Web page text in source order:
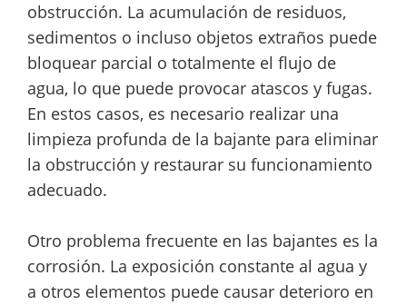
obstrucción. La acumulación de residuos,
sedimentos o incluso objetos extraños puede
bloquear parcial o totalmente el flujo de
agua, lo que puede provocar atascos y fugas.
En estos casos, es necesario realizar una
limpieza profunda de la bajante para eliminar
la obstrucción y restaurar su funcionamiento
adecuado.
Otro problema frecuente en las bajantes es la
corrosión. La exposición constante al agua y
a otros elementos puede causar deterioro en